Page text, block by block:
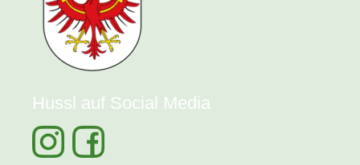
Hussl auf Social Media